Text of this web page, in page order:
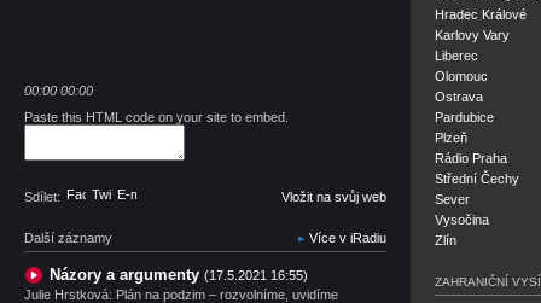
00:00 00:00
Paste this HTML code on your site to embed.
Sdílet: Facebook
TwitterE-mail Vložit na svůj web
Další záznamy Více v iRadiu
Názory a argumenty (17.5.2021 16:55)
Julie Hrstková: Plán na podzim – rozvolníme, uvidíme
Hradec Králové
Karlovy Vary
Liberec
Olomouc
Ostrava
Pardubice
Plzeň
Rádio Praha
Střední Čechy
Sever
Vysočina
Zlín
ZAHRANIČNÍ